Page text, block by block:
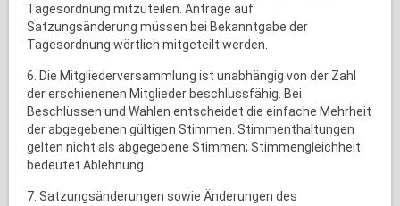
Tagesordnung mitzuteilen. Anträge auf
Satzungsänderung müssen bei Bekanntgabe der
Tagesordnung wörtlich mitgeteilt werden.
6. Die Mitgliederversammlung ist unabhängig von der Zahl
der erschienenen Mitglieder beschlussfähig. Bei
Beschlüssen und Wahlen entscheidet die einfache Mehrheit
der abgegebenen gültigen Stimmen. Stimmenthaltungen
gelten nicht als abgegebene Stimmen; Stimmengleichheit
bedeutet Ablehnung.
7. Satzungsänderungen sowie Änderungen des